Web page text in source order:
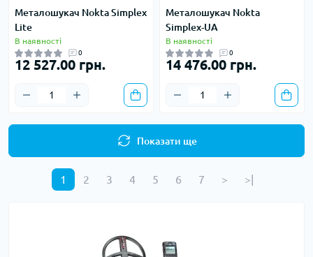
Металошукач Nokta Simplex
Lite
В наявності
0
12 527.00 грн.
Металошукач Nokta
Simplex-UA
В наявності
0
14 476.00 грн.
Показати ще
1 2 3 4 5 6 7 > >|